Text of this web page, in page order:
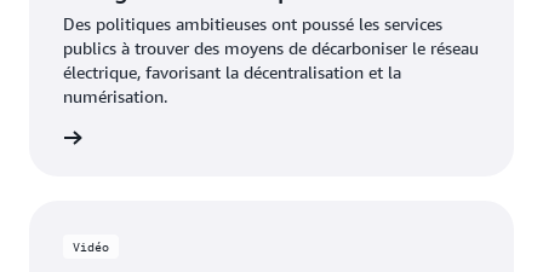
Des politiques ambitieuses ont poussé les services
publics à trouver des moyens de décarboniser le réseau
électrique, favorisant la décentralisation et la
numérisation.
Vidéo